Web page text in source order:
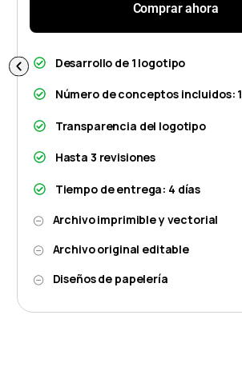
Comprar ahora
Desarrollo de 1 logotipo
Número de conceptos incluidos: 1
Transparencia del logotipo
Hasta 3 revisiones
Tiempo de entrega: 4 días
Archivo imprimible y vectorial
Archivo original editable
Diseños de papelería